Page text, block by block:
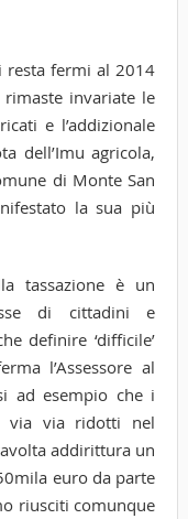
resta fermi al 2014
invariate le
e l’addizionale
dell’Imu agricola,
di Monte San
la sua più
tassazione è un
di cittadini e
definire ‘difficile’
l’Assessore al
ad esempio che i
via via ridotti nel
addirittura un
euro da parte
riusciti comunque